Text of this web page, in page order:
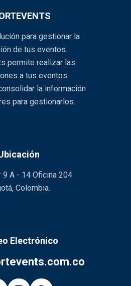
para gestionar la
de tus eventos.
permite realizar las
a tus eventos
la información
para gestionarlos.
9 A - 14 Oficina 204
Colombia.
Electrónico